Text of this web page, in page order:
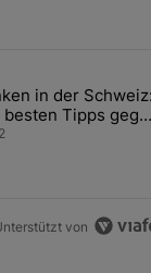
Artikel der
Verkauf von WM-
mit dem Titel
in der Schweiz:
besten Tipps gegen
Sprit
2
von